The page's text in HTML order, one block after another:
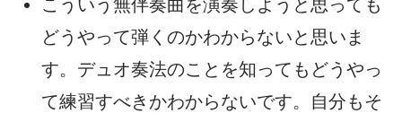
こういう無伴奏曲を演奏しようと思っても
どうやって弾くのかわからないと思いま
す。デュオ奏法のことを知ってもどうやっ
て練習すべきかわからないです。自分もそ